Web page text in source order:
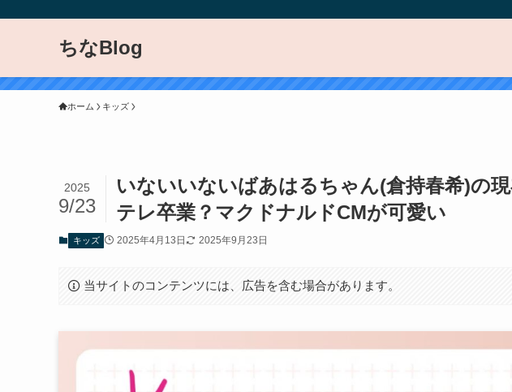
ちなBlog
ホーム キッズ
いないいないばあはるちゃん(倉持春希)の
テレ卒業？マクドナルドCMが可愛い
2025
9/23
キッズ 2025年4月13日 2025年9月23日
当サイトのコンテンツには、広告を含む場合があります。